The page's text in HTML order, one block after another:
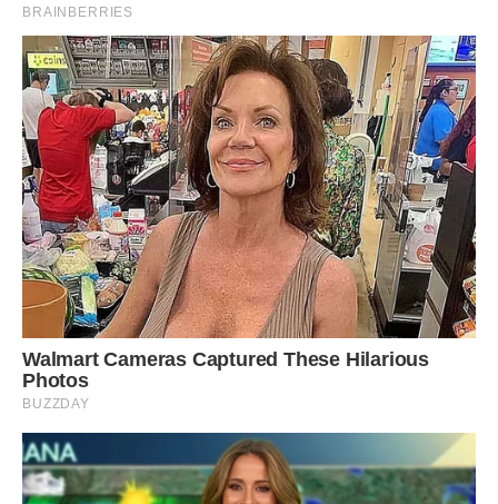
Прикраса з огіркових смужок тільки доповнює
композицію. Ось так легко можна зробити
приголомшливу закуску для будь-якого столу:
обов’язково скористайтеся цим рецептом і здивуєте всіх
своїми талантами.
Приємного всім апетиту і яскравого настрою.